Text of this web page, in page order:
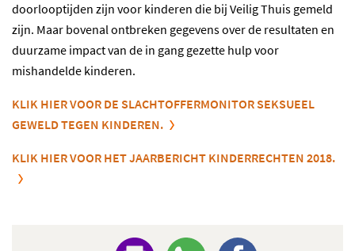
doorlooptijden zijn voor kinderen die bij Veilig Thuis gemeld
zijn. Maar bovenal ontbreken gegevens over de resultaten en
duurzame impact van de in gang gezette hulp voor
mishandelde kinderen.
KLIK HIER VOOR DE SLACHTOFFERMONITOR SEKSUEEL
GEWELD TEGEN KINDEREN.
KLIK HIER VOOR HET JAARBERICHT KINDERRECHTEN 2018.